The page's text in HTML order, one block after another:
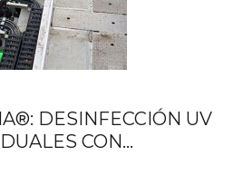
DESINFECCIÓN UV
CON...